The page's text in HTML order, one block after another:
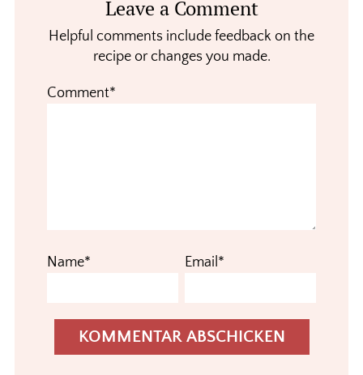
InteractionsLeave a Comment
Helpful comments include feedback on the
recipe or changes you made.
Comment*
Name* Email*